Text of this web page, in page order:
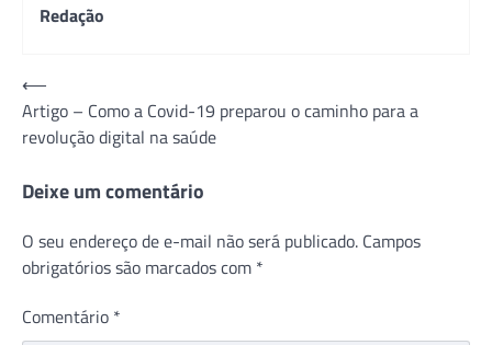
Redação
Navegação
de
Post
⟵
Artigo – Como a Covid-19 preparou o caminho para a
revolução digital na saúde
Deixe um comentário
O seu endereço de e-mail não será publicado. Campos
obrigatórios são marcados com *
Comentário *